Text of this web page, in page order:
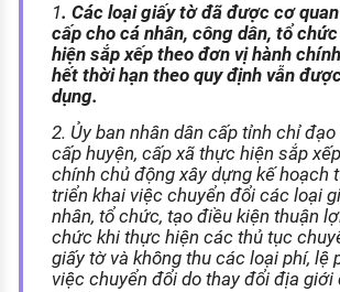
1. Các loại giấy tờ đã được cơ
cấp cho cá nhân, công dân, tổ
hiện sắp xếp theo đơn vị hành
hết thời hạn theo quy định vẫn
dụng.
2. Ủy ban nhân dân cấp tỉnh chỉ
cấp huyện, cấp xã thực hiện sắp
chính chủ động xây dựng kế hoạch
triển khai việc chuyển đổi các loại
nhân, tổ chức, tạo điều kiện thuận
chức khi thực hiện các thủ tục
giấy tờ và không thu các loại phí, lệ
việc chuyển đổi do thay đổi địa giới